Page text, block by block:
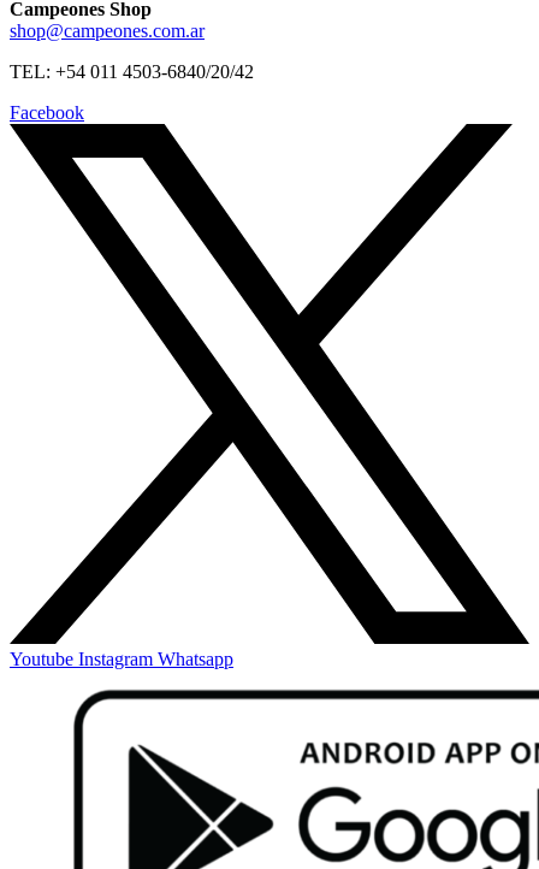
Campeones Shop
shop@campeones.com.ar
TEL: +54 011 4503-6840/20/42
Facebook
Youtube Instagram Whatsapp